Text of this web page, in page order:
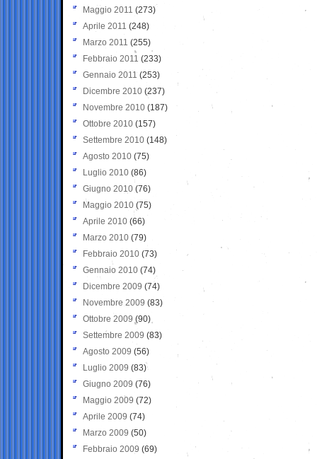
Maggio 2011 (273)
Aprile 2011 (248)
Marzo 2011 (255)
Febbraio 2011 (233)
Gennaio 2011 (253)
Dicembre 2010 (237)
Novembre 2010 (187)
Ottobre 2010 (157)
Settembre 2010 (148)
Agosto 2010 (75)
Luglio 2010 (86)
Giugno 2010 (76)
Maggio 2010 (75)
Aprile 2010 (66)
Marzo 2010 (79)
Febbraio 2010 (73)
Gennaio 2010 (74)
Dicembre 2009 (74)
Novembre 2009 (83)
Ottobre 2009 (90)
Settembre 2009 (83)
Agosto 2009 (56)
Luglio 2009 (83)
Giugno 2009 (76)
Maggio 2009 (72)
Aprile 2009 (74)
Marzo 2009 (50)
Febbraio 2009 (69)